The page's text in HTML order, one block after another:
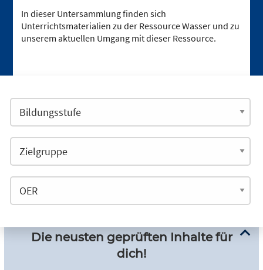
In dieser Untersammlung finden sich
Unterrichtsmaterialien zu der Ressource Wasser und zu
unserem aktuellen Umgang mit dieser Ressource.
Die neusten geprüften Inhalte für
dich!